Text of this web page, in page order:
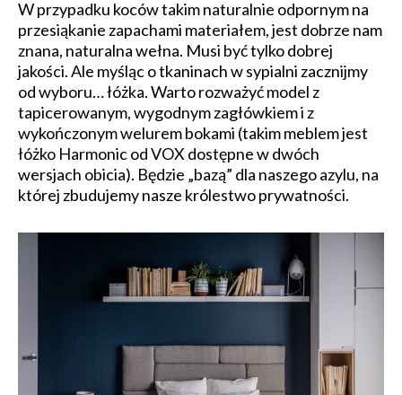
W przypadku koców takim naturalnie odpornym na
przesiąkanie zapachami materiałem, jest dobrze nam
znana, naturalna wełna. Musi być tylko dobrej
jakości. Ale myśląc o tkaninach w sypialni zacznijmy
od wyboru… łóżka. Warto rozważyć model z
tapicerowanym, wygodnym zagłówkiem i z
wykończonym welurem bokami (takim meblem jest
łóżko Harmonic od VOX dostępne w dwóch
wersjach obicia). Będzie „bazą” dla naszego azylu, na
której zbudujemy nasze królestwo prywatności.